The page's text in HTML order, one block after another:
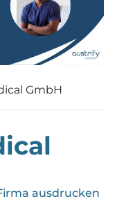
GmbH
ausdrucken